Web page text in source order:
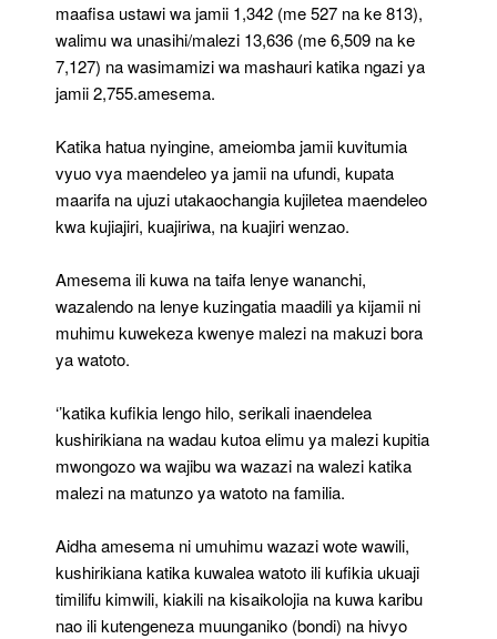
maafisa ustawi wa jamii 1,342 (me 527 na ke 813),
walimu wa unasihi/malezi 13,636 (me 6,509 na ke
7,127) na wasimamizi wa mashauri katika ngazi ya
jamii 2,755.amesema.
Katika hatua nyingine, ameiomba jamii kuvitumia
vyuo vya maendeleo ya jamii na ufundi, kupata
maarifa na ujuzi utakaochangia kujiletea maendeleo
kwa kujiajiri, kuajiriwa, na kuajiri wenzao.
Amesema ili kuwa na taifa lenye wananchi,
wazalendo na lenye kuzingatia maadili ya kijamii ni
muhimu kuwekeza kwenye malezi na makuzi bora
ya watoto.
‘’katika kufikia lengo hilo, serikali inaendelea
kushirikiana na wadau kutoa elimu ya malezi kupitia
mwongozo wa wajibu wa wazazi na walezi katika
malezi na matunzo ya watoto na familia.
Aidha amesema ni umuhimu wazazi wote wawili,
kushirikiana katika kuwalea watoto ili kufikia ukuaji
timilifu kimwili, kiakili na kisaikolojia na kuwa karibu
nao ili kutengeneza muunganiko (bondi) na hivyo